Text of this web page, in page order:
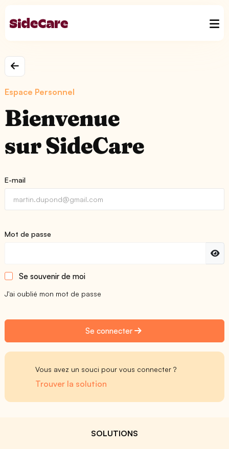
Espace Personnel
Bienvenue
sur SideCare
E-mail
Mot de passe
Se souvenir de moi
J'ai oublié mon mot de passe
Se connecter
Vous avez un souci pour vous connecter ?
Trouver la solution
SOLUTIONS